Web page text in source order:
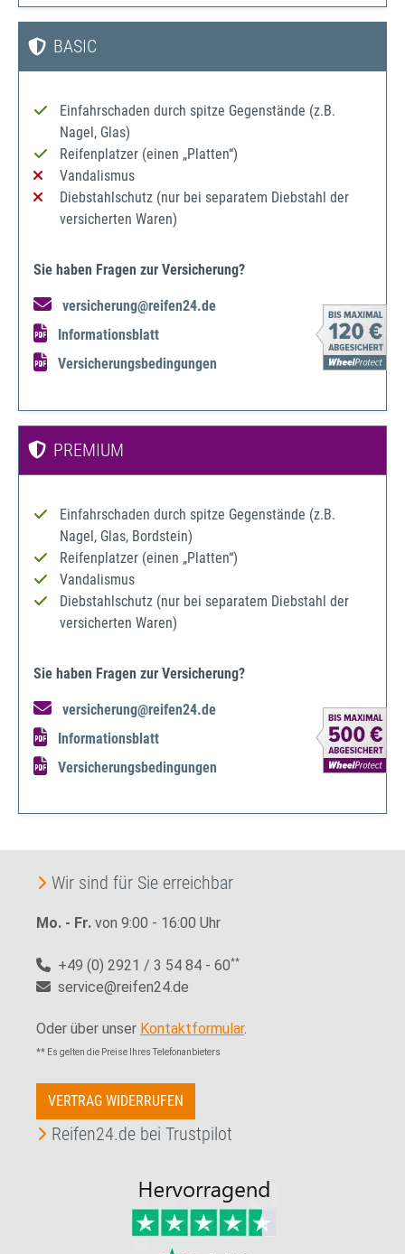
BASIC
Einfahrschaden durch spitze Gegenstände (z.B.
Nagel, Glas)
Reifenplatzer (einen „Platten“)
Vandalismus
Diebstahlschutz (nur bei separatem Diebstahl der
versicherten Waren)
Sie haben Fragen zur Versicherung?
versicherung@reifen24.de
Informationsblatt
Versicherungsbedingungen
PREMIUM
Einfahrschaden durch spitze Gegenstände (z.B.
Nagel, Glas, Bordstein)
Reifenplatzer (einen „Platten“)
Vandalismus
Diebstahlschutz (nur bei separatem Diebstahl der
versicherten Waren)
Sie haben Fragen zur Versicherung?
versicherung@reifen24.de
Informationsblatt
Versicherungsbedingungen
Wir sind für Sie erreichbar
Mo. - Fr. von 9:00 - 16:00 Uhr
+49 (0) 2921 / 3 54 84 - 60**
service@reifen24.de
Oder über unser Kontaktformular.
** Es gelten die Preise Ihres Telefonanbieters
VERTRAG WIDERRUFEN
Reifen24.de bei Trustpilot